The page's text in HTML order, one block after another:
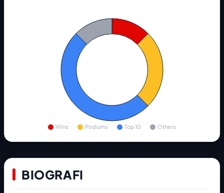
Wins Podiums Top 10 Others
BIOGRAFI